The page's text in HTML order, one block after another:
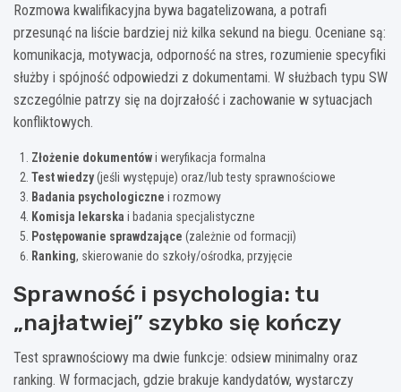
Rozmowa kwalifikacyjna bywa bagatelizowana, a potrafi
przesunąć na liście bardziej niż kilka sekund na biegu. Oceniane są:
komunikacja, motywacja, odporność na stres, rozumienie specyfiki
służby i spójność odpowiedzi z dokumentami. W służbach typu SW
szczególnie patrzy się na dojrzałość i zachowanie w sytuacjach
konfliktowych.
Złożenie dokumentówi weryfikacja formalna
Test wiedzy(jeśli występuje) oraz/lub testy sprawnościowe
Badania psychologiczne i rozmowy
Komisja lekarska i badania specjalistyczne
Postępowanie sprawdzające (zależnie od formacji)
Ranking, skierowanie do szkoły/ośrodka, przyjęcie
Sprawność i psychologia: tu
„najłatwiej” szybko się kończy
Test sprawnościowy ma dwie funkcje: odsiew minimalny oraz
ranking. W formacjach, gdzie brakuje kandydatów, wystarczy